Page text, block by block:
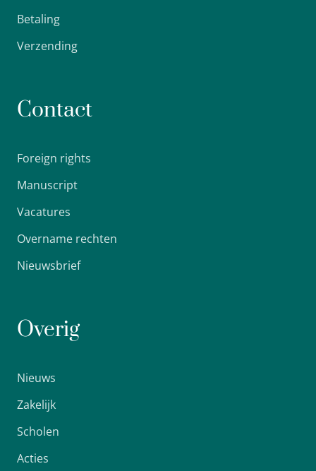
Betaling
Verzending
Contact
Foreign rights
Manuscript
Vacatures
Overname rechten
Nieuwsbrief
Overig
Nieuws
Zakelijk
Scholen
Acties